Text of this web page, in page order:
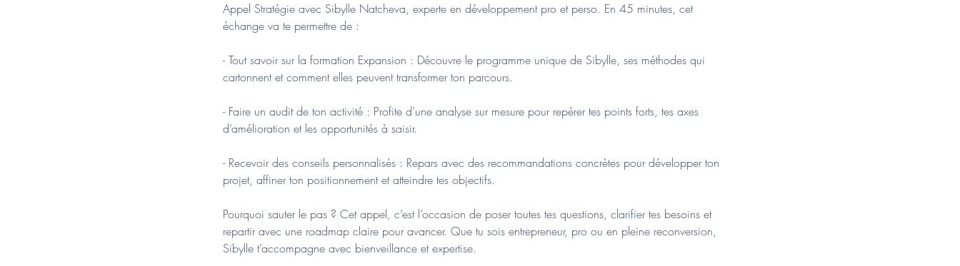
Appel Stratégie avec Sibylle Natcheva, experte en développement pro et perso. En 45 minutes, cet
échange va te permettre de :
- Tout savoir sur la formation Expansion : Découvre le programme unique de Sibylle, ses méthodes qui
cartonnent et comment elles peuvent transformer ton parcours.
- Faire un audit de ton activité : Profite d’une analyse sur mesure pour repérer tes points forts, tes axes
d’amélioration et les opportunités à saisir.
- Recevoir des conseils personnalisés : Repars avec des recommandations concrètes pour développer ton
projet, affiner ton positionnement et atteindre tes objectifs.
Pourquoi sauter le pas ? Cet appel, c’est l’occasion de poser toutes tes questions, clarifier tes besoins et
repartir avec une roadmap claire pour avancer. Que tu sois entrepreneur, pro ou en pleine reconversion,
Sibylle t’accompagne avec bienveillance et expertise.